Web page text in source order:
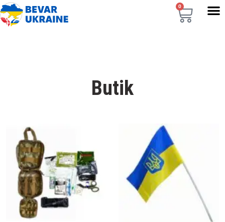
0
Butik